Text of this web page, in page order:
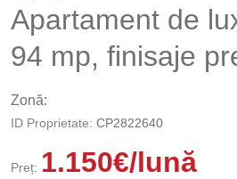
Apartament de
94 mp, finisaje
Zonă:
ID Proprietate: CP2822640
Preț: 1.150€/lună